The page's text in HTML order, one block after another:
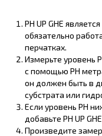
PH UP GHE
обязательно
перчатках.
Измерьте уровень
с помощью PH
он должен быть в
субстрата или
Если уровень PH
добавьте PH UP
Произведите